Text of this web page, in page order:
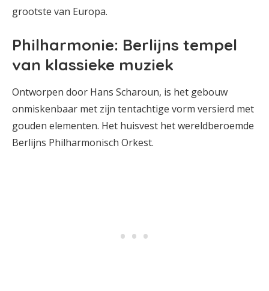
grootste van Europa.
Philharmonie: Berlijns tempel
van klassieke muziek
Ontworpen door Hans Scharoun, is het gebouw
onmiskenbaar met zijn tentachtige vorm versierd met
gouden elementen. Het huisvest het wereldberoemde
Berlijns Philharmonisch Orkest.